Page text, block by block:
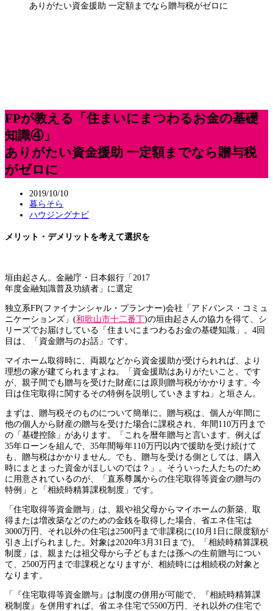
ありがたい資金援助 一定額までなら贈与税がゼロに
FPが教える「住まいにまつわるお金の基礎
知識④」
ありがたい資金援助 一定額までなら贈与税
がゼロに
2019/10/10
暮らそら
ハウジングナビ
メリット・デメリットを考えて選択を
垣由起さん。金融庁・日本銀行「2017
年度金融知識普及功績者」に選定
独立系FP(ファイナンシャル・プランナー)会社「アドバンス・コミュ
ニケーションズ」(和歌山市十二番丁)の垣由起さんの協力を得て、シ
リーズでお届けしている「住まいにまつわるお金の基礎知識」。4回
目は、「資金贈与のお話」です。
マイホーム取得時に、両親などから資金援助が受けられれば、より
理想の家が建てられますよね。「資金援助はありがたいこと。です
が、親子間でも贈与を受けた財産には原則贈与税がかかります。今
日は住宅取得に関するその特例を説明していきますね」と垣さん。
まずは、贈与税そのものについて簡単に。贈与税は、個人が年間に
他の個人から財産の贈与を受けた場合に課税され、年間110万円まで
の「基礎控除」があります。「これを暦年贈与と言います。例えば
35年ローンを組んで、35年間毎年110万円以内で援助を受け続けて
も、贈与税はかかりません。でも、贈与を受ける側としては、購入
時にまとまった資金がほしいのでは？」。そういった人たちのため
に用意されているのが、「直系尊属からの住宅取得等資金の贈与の
特例」と「相続時精算課税制度」です。
「住宅取得等資金贈与」は、親や祖父母からマイホームの新築、取
得または増改築などのための金銭を取得した場合、省エネ住宅は
3000万円、それ以外の住宅は2500円まで非課税に(10月1日に限度額が
引き上げられました。対象は2020年3月31日まで)。「相続時精算課税
制度」は、親または祖父母から子どもまたは孫への生前贈与につい
て、2500万円まで非課税となりますが、相続時には相続税の対象と
なります。
「『住宅取得等資金贈与』は制度の併用が可能で、『相続時精算課
税制度』を併用すれば、省エネ住宅で5500万円、それ以外の住宅で